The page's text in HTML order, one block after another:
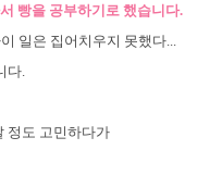
빵을 공부하기로 했습니다.
일은 집어치우지 못했다...
다.
정도 고민하다가